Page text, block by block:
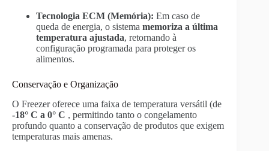
Tecnologia ECM (Memória): Em caso de
queda de energia, o sistema memoriza a última
temperatura ajustada, retornando à
configuração programada para proteger os
alimentos.
Conservação e Organização
O Freezer oferece uma faixa de temperatura versátil (de
-18° C a 0° C , permitindo tanto o congelamento
profundo quanto a conservação de produtos que exigem
temperaturas mais amenas.